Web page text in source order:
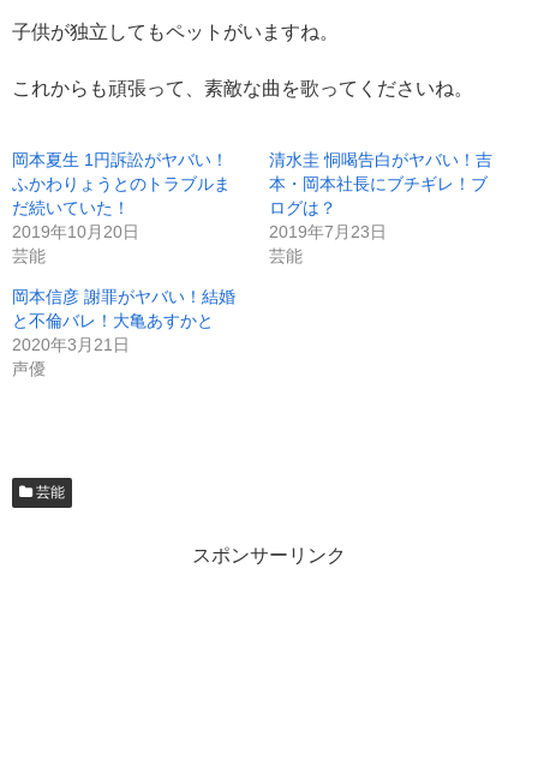
子供が独立してもペットがいますね。
これからも頑張って、素敵な曲を歌ってくださいね。
岡本夏生 1円訴訟がヤバい！
ふかわりょうとのトラブルま
だ続いていた！
2019年10月20日
芸能
清水圭 恫喝告白がヤバい！吉
本・岡本社長にブチギレ！ブ
ログは？
2019年7月23日
芸能
岡本信彦 謝罪がヤバい！結婚
と不倫バレ！大亀あすかと
2020年3月21日
声優
芸能
スポンサーリンク